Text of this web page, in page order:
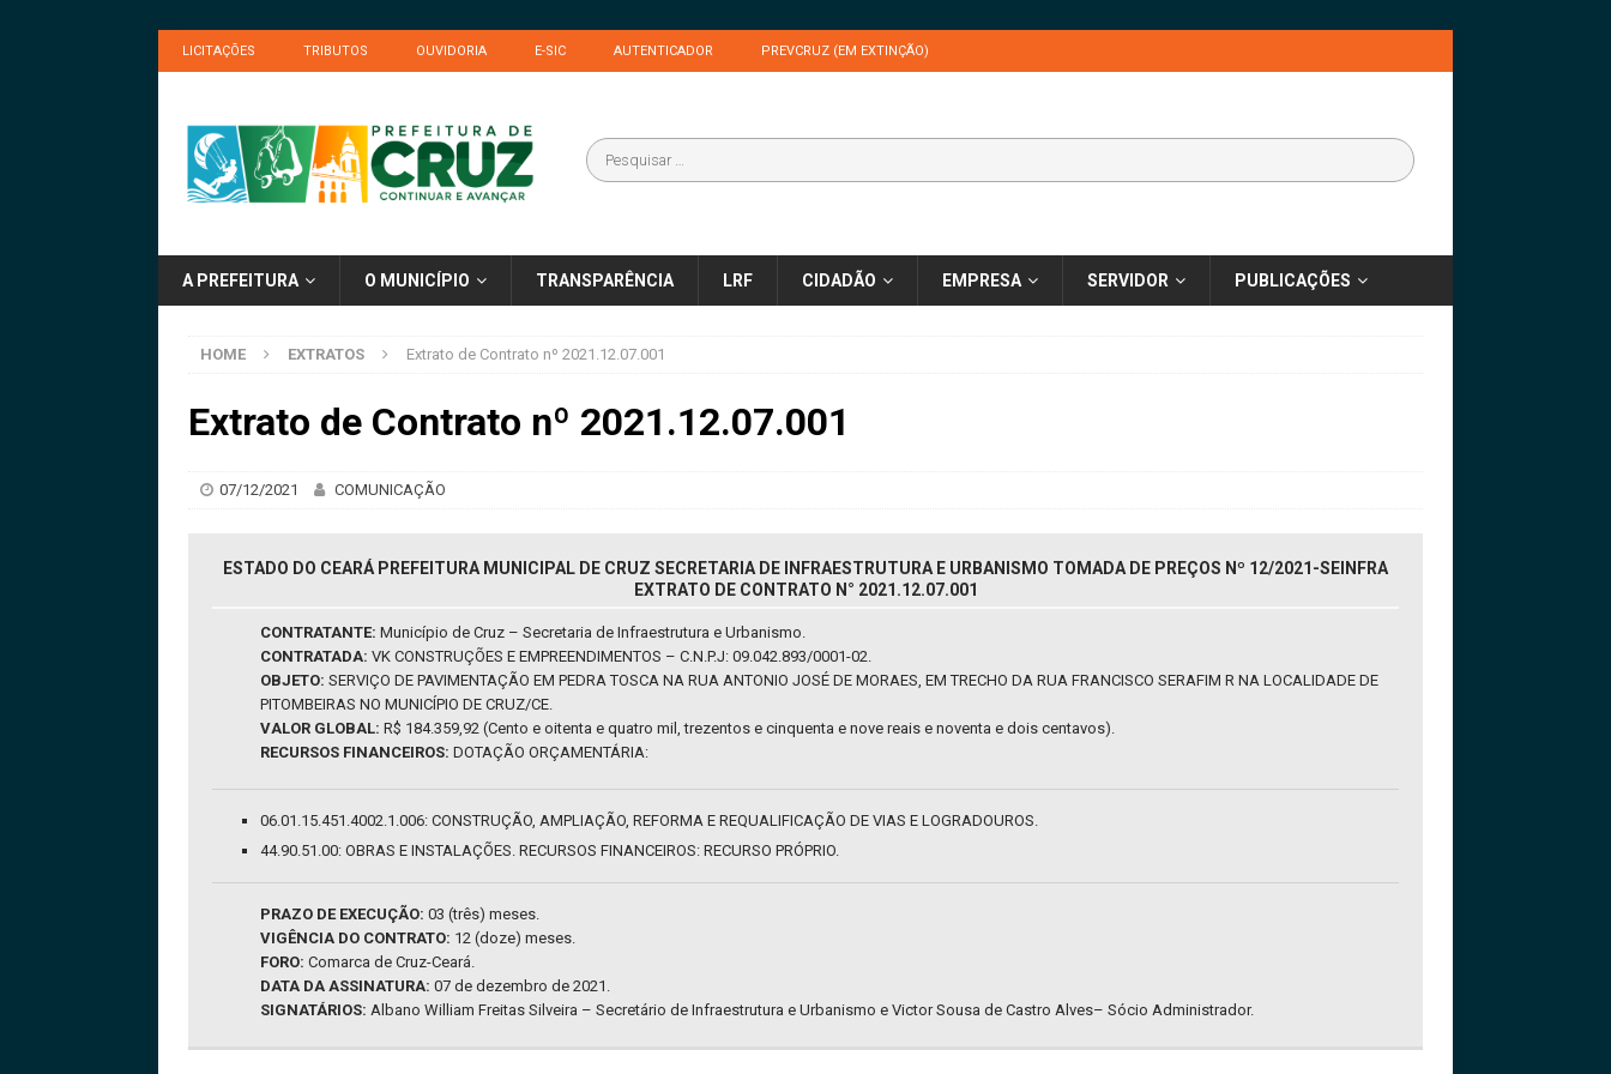
LICITAÇÕES TRIBUTOS OUVIDORIA E-SIC AUTENTICADOR PREVCRUZ (EM EXTINÇÃO)
A PREFEITURA O MUNICÍPIO TRANSPARÊNCIA LRF CIDADÃO EMPRESA SERVIDOR PUBLICAÇÕES
HOME EXTRATOS Extrato de Contrato nº 2021.12.07.001
Extrato de Contrato nº 2021.12.07.001
07/12/2021 COMUNICAÇÃO
ESTADO DO CEARÁ PREFEITURA MUNICIPAL DE CRUZ SECRETARIA DE INFRAESTRUTURA E URBANISMO TOMADA DE PREÇOS Nº 12/2021-SEINFRA
EXTRATO DE CONTRATO N° 2021.12.07.001
CONTRATANTE: Município de Cruz – Secretaria de Infraestrutura e Urbanismo.
CONTRATADA: VK CONSTRUÇÕES E EMPREENDIMENTOS – C.N.P.J: 09.042.893/0001-02.
OBJETO: SERVIÇO DE PAVIMENTAÇÃO EM PEDRA TOSCA NA RUA ANTONIO JOSÉ DE MORAES, EM TRECHO DA RUA FRANCISCO SERAFIM R NA LOCALIDADE DE
PITOMBEIRAS NO MUNICÍPIO DE CRUZ/CE.
VALOR GLOBAL: R$ 184.359,92 (Cento e oitenta e quatro mil, trezentos e cinquenta e nove reais e noventa e dois centavos).
RECURSOS FINANCEIROS: DOTAÇÃO ORÇAMENTÁRIA:
06.01.15.451.4002.1.006: CONSTRUÇÃO, AMPLIAÇÃO, REFORMA E REQUALIFICAÇÃO DE VIAS E LOGRADOUROS.
44.90.51.00: OBRAS E INSTALAÇÕES. RECURSOS FINANCEIROS: RECURSO PRÓPRIO.
PRAZO DE EXECUÇÃO: 03 (três) meses.
VIGÊNCIA DO CONTRATO: 12 (doze) meses.
FORO: Comarca de Cruz-Ceará.
DATA DA ASSINATURA: 07 de dezembro de 2021.
SIGNATÁRIOS: Albano William Freitas Silveira – Secretário de Infraestrutura e Urbanismo e Victor Sousa de Castro Alves– Sócio Administrador.